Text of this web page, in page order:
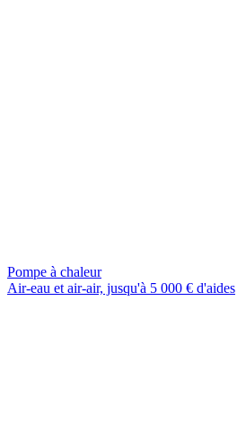
Pompe à chaleur
Air-eau et air-air, jusqu'à 5 000 € d'aides